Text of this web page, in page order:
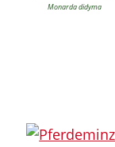
Monarda didyma